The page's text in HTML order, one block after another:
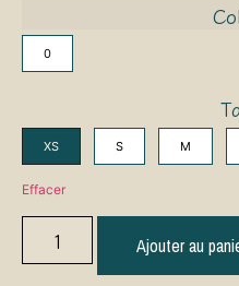
0
XS S M
Effacer
Ajouter au